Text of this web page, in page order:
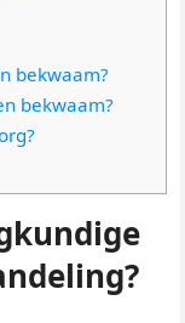
bekwaam?
bekwaam?